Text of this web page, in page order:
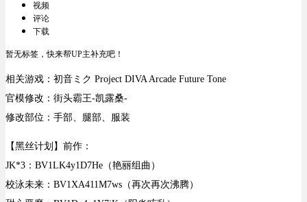
视频
评论
下载
暂无标签，快来帮UP主补充吧！
相关游戏：初音ミク Project DIVA Arcade Future Tone
官模修改：街头霸王-凯露桑-
修改部位：手部、腿部、服装
【黑丝计划】前作：
JK*3：BV1LK4y1D7He（艳丽组曲）
校泳未来：BV1XA411M7ws（再次再次沸腾）